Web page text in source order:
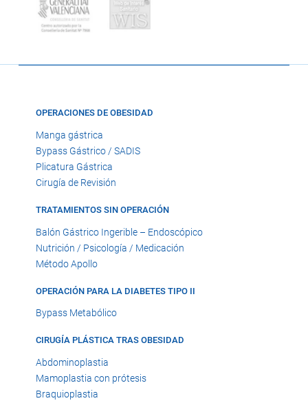
OPERACIONES DE OBESIDAD
Manga gástrica
Bypass Gástrico / SADIS
Plicatura Gástrica
Cirugía de Revisión
TRATAMIENTOS SIN OPERACIÓN
Balón Gástrico Ingerible – Endoscópico
Nutrición / Psicología / Medicación
Método Apollo
OPERACIÓN PARA LA DIABETES TIPO II
Bypass Metabólico
CIRUGÍA PLÁSTICA TRAS OBESIDAD
Abdominoplastia
Mamoplastia con prótesis
Braquioplastia